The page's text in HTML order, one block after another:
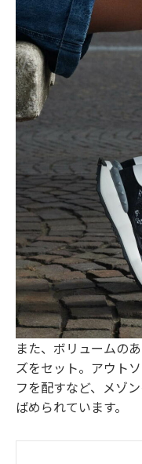
また、ボリュームの
ズをセット。アウト
フを配すなど、メゾ
ばめられています。